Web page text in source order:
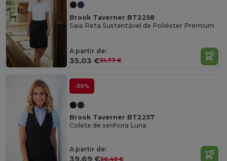
Brook Taverner BT2258
Saia Reta Sustentável de Poliéster Premium
A partir de:
35,03 €51,77 €
-30%
Brook Taverner BT2257
Colete de senhora Luna
A partir de:
39,69 €56,40 €